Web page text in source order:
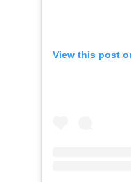
View this post